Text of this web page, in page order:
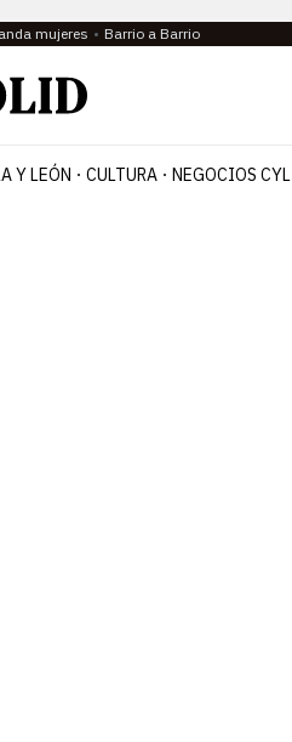
mujeres Barrio a Barrio
Y LEÓN CULTURA NEGOCIOS CYL